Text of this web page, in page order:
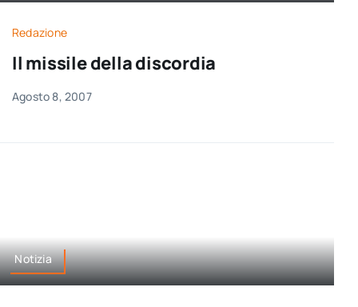
Newsletter
Ita
Redazione
Il missile della discordia
Agosto 8, 2007
Notizia